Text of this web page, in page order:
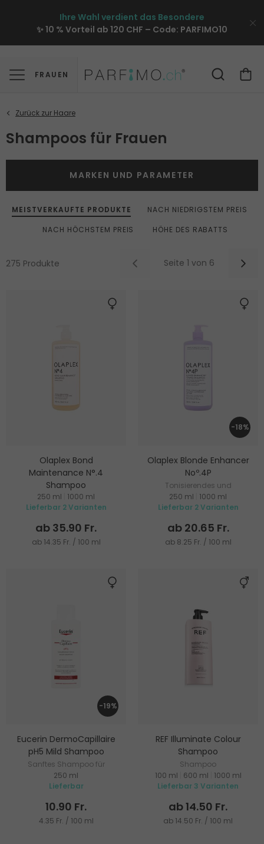
Ihre Wahl verdient das Besondere
✨ 10 % Vorteil ab 120 CHF – Code: PARFIMO10
FRAUEN
Shampoos für Frauen
MEISTVERKAUFTE PRODUKTE
NACH NIEDRIGSTEM PREIS
NACH HÖCHSTEM PREIS
HÖHE DES RABATTS
275 Produkte Seite 1 von 6
MARKEN UND PARAMETER
Olaplex Bond
Maintenance N°.4
Shampoo
Regenerierendes Shampoo
für alle Haartypen
250 ml
1000 ml
Lieferbar 2 Varianten
ab 35.90 Fr.
ab 14.35 Fr. / 100 ml
-18%
Olaplex Blonde Enhancer
Noº.4P
Tonisierendes und
regenerierendes Shampoo für
blondes Haar
250 ml
1000 ml
Lieferbar 2 Varianten
ab 20.65 Fr.
ab 8.25 Fr. / 100 ml
-19%
Eucerin DermoCapillaire
pH5 Mild Shampoo
Sanftes Shampoo für
empfindliche Kopfhaut
250 ml
Lieferbar
10.90 Fr.
4.35 Fr. / 100 ml
REF Illuminate Colour
Shampoo
Shampoo
100 ml
600 ml
1000 ml
Lieferbar 3 Varianten
ab 14.50 Fr.
ab 14.50 Fr. / 100 ml